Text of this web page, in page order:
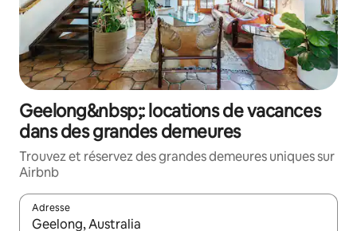
Geelong&nbsp;: locations de vacances
dans des grandes demeures
Trouvez et réservez des grandes demeures uniques sur
Airbnb
Adresse
Lorsque les résultats s'affichent, utilisez les flèches vers le